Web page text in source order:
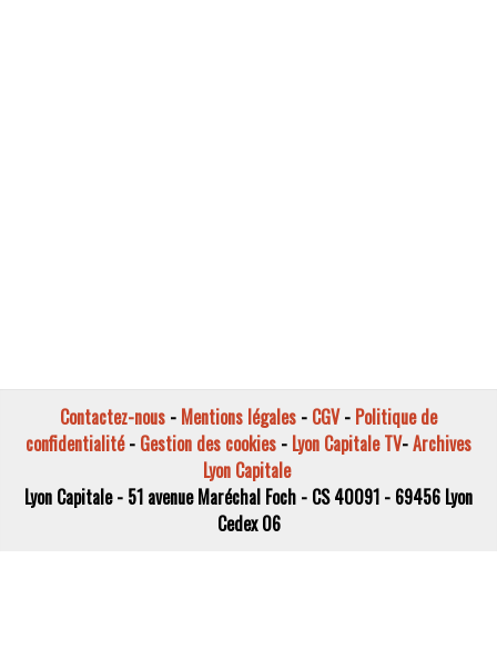
Contactez-nous - Mentions légales - CGV- Politique de
confidentialité- Gestion des cookies - Lyon Capitale TV-Archives
Lyon Capitale
Lyon Capitale - 51 avenue Maréchal Foch - CS 40091 - 69456 Lyon
Cedex 06